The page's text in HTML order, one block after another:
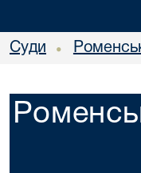
Суди •